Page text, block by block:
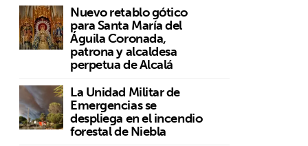
Nuevo retablo gótico
para Santa María del
Águila Coronada,
patrona y alcaldesa
perpetua de Alcalá
La Unidad Militar de
Emergencias se
despliega en el incendio
forestal de Niebla